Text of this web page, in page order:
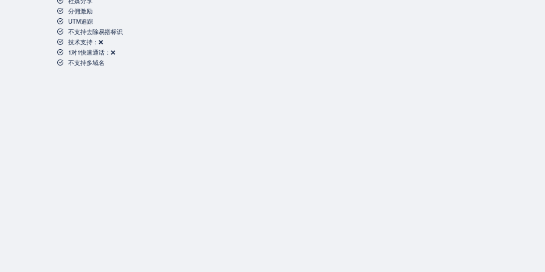
分佣激励
UTM追踪
不支持去除易搭标识
技术支持：❌
1对1快速通话：❌
不支持多域名